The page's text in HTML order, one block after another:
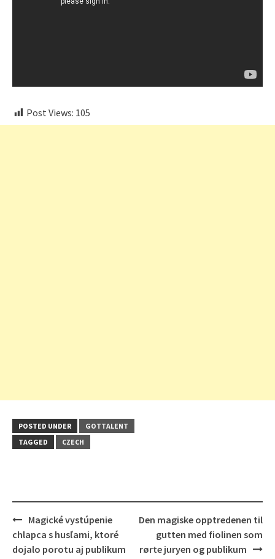
Post Views: 105
POSTED UNDER
GOTTALENT
TAGGED
CZECH
Post
navigation
Magické vystúpenie
chlapca s husľami, ktoré
dojalo porotu aj publikum
Den magiske opptredenen til
gutten med fiolinen som
rørte juryen og publikum